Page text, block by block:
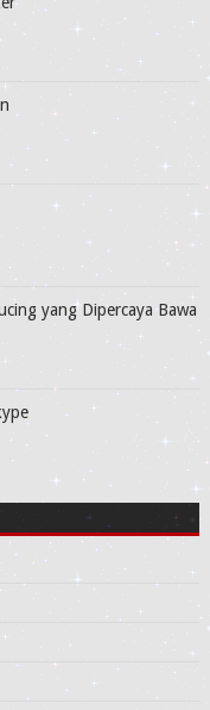
yang Dipercaya Bawa